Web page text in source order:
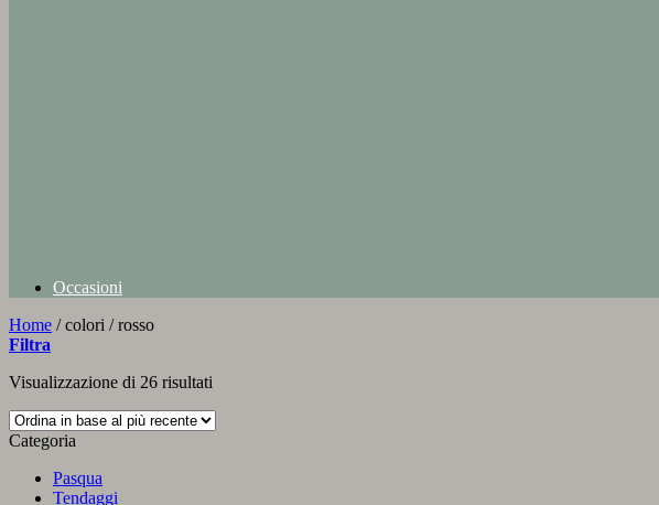
Occasioni
Home /colori /rosso
Filtra
Visualizzazione di 26 risultati
Categoria
Pasqua
Tendaggi